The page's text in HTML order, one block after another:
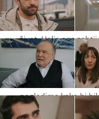
ono što se dogodilo
u bolnici. Dok se
život, Halis-aga
utvrdilo tko je otac
Sejran dolazi u
pogledima kako bi
od sebe da Pelin